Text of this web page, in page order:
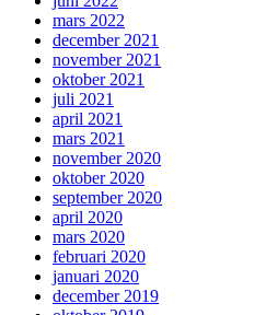
mars 2022
december 2021
november 2021
oktober 2021
juli 2021
april 2021
mars 2021
november 2020
oktober 2020
september 2020
april 2020
mars 2020
februari 2020
januari 2020
december 2019